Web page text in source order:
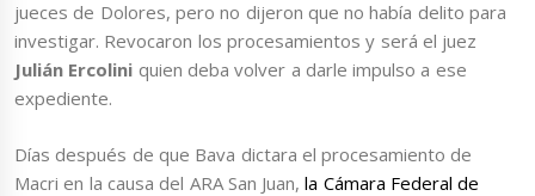
jueces de Dolores, pero no dijeron que no había delito para
investigar. Revocaron los procesamientos y será el juez
Julián Ercolini quien deba volver a darle impulso a ese
expediente.
Días después de que Bava dictara el procesamiento de
Macri en la causa del ARA San Juan,la Cámara Federal de